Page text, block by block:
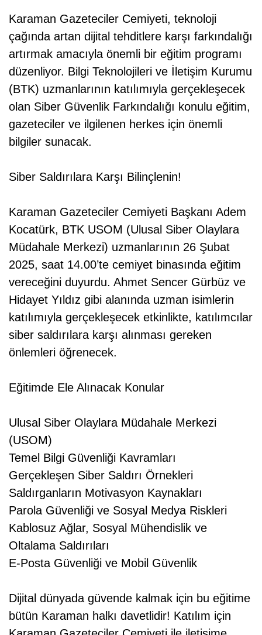
Karaman Gazeteciler Cemiyeti, teknoloji
çağında artan dijital tehditlere karşı farkındalığı
artırmak amacıyla önemli bir eğitim programı
düzenliyor. Bilgi Teknolojileri ve İletişim Kurumu
(BTK) uzmanlarının katılımıyla gerçekleşecek
olan Siber Güvenlik Farkındalığı konulu eğitim,
gazeteciler ve ilgilenen herkes için önemli
bilgiler sunacak.
Siber Saldırılara Karşı Bilinçlenin!
Karaman Gazeteciler Cemiyeti Başkanı Adem
Kocatürk, BTK USOM (Ulusal Siber Olaylara
Müdahale Merkezi) uzmanlarının 26 Şubat
2025, saat 14.00’te cemiyet binasında eğitim
vereceğini duyurdu. Ahmet Sencer Gürbüz ve
Hidayet Yıldız gibi alanında uzman isimlerin
katılımıyla gerçekleşecek etkinlikte, katılımcılar
siber saldırılara karşı alınması gereken
önlemleri öğrenecek.
Eğitimde Ele Alınacak Konular
Ulusal Siber Olaylara Müdahale Merkezi
(USOM)
Temel Bilgi Güvenliği Kavramları
Gerçekleşen Siber Saldırı Örnekleri
Saldırganların Motivasyon Kaynakları
Parola Güvenliği ve Sosyal Medya Riskleri
Kablosuz Ağlar, Sosyal Mühendislik ve
Oltalama Saldırıları
E-Posta Güvenliği ve Mobil Güvenlik
Dijital dünyada güvende kalmak için bu eğitime
bütün Karaman halkı davetlidir! Katılım için